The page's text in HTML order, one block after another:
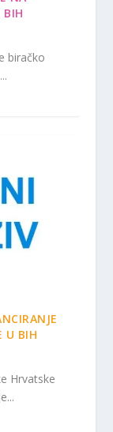
BIH
biračko
U BIH
Hrvatske